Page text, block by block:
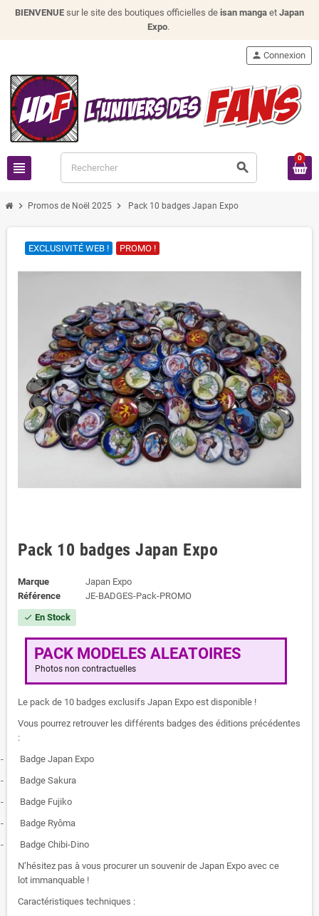
BIENVENUE sur le site des boutiques officielles de isan manga et Japan
Expo.
view_headline search
person Connexion
0
chevron_right Promos de Noël 2025 chevron_right Pack 10 badges Japan Expo
EXCLUSIVITÉ WEB ! PROMO !
Pack 10 badges Japan Expo
Marque
Japan Expo
Référence
JE-BADGES-Pack-PROMO
check En Stock
PACK MODELES ALEATOIRES
Photos non contractuelles
Le pack de 10 badges exclusifs Japan Expo est disponible !
Vous pourrez retrouver les différents badges des éditions précédentes
:
-
Badge Japan Expo
-
Badge Sakura
-
Badge Fujiko
-
Badge Ryôma
-
Badge Chibi-Dino
N’hésitez pas à vous procurer un souvenir de Japan Expo avec ce
lot immanquable !
Caractéristiques techniques :